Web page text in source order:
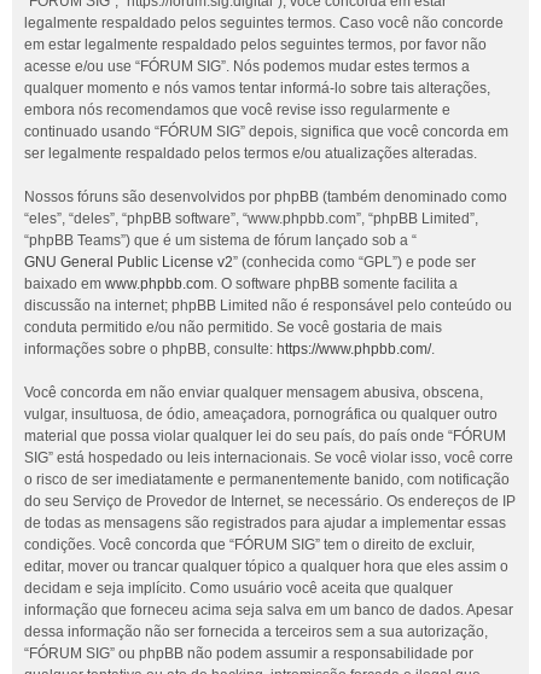
legalmente respaldado pelos seguintes termos. Caso você não concorde
em estar legalmente respaldado pelos seguintes termos, por favor não
acesse e/ou use “FÓRUM SIG”. Nós podemos mudar estes termos a
qualquer momento e nós vamos tentar informá-lo sobre tais alterações,
embora nós recomendamos que você revise isso regularmente e
continuado usando “FÓRUM SIG” depois, significa que você concorda em
ser legalmente respaldado pelos termos e/ou atualizações alteradas.
Nossos fóruns são desenvolvidos por phpBB (também denominado como
“eles”, “deles”, “phpBB software”, “www.phpbb.com”, “phpBB Limited”,
“phpBB Teams”) que é um sistema de fórum lançado sob a “
GNU General Public License v2” (conhecida como “GPL”) e pode ser
baixado em www.phpbb.com. O software phpBB somente facilita a
discussão na internet; phpBB Limited não é responsável pelo conteúdo ou
conduta permitido e/ou não permitido. Se você gostaria de mais
informações sobre o phpBB, consulte: https://www.phpbb.com/.
Você concorda em não enviar qualquer mensagem abusiva, obscena,
vulgar, insultuosa, de ódio, ameaçadora, pornográfica ou qualquer outro
material que possa violar qualquer lei do seu país, do país onde “FÓRUM
SIG” está hospedado ou leis internacionais. Se você violar isso, você corre
o risco de ser imediatamente e permanentemente banido, com notificação
do seu Serviço de Provedor de Internet, se necessário. Os endereços de IP
de todas as mensagens são registrados para ajudar a implementar essas
condições. Você concorda que “FÓRUM SIG” tem o direito de excluir,
editar, mover ou trancar qualquer tópico a qualquer hora que eles assim o
decidam e seja implícito. Como usuário você aceita que qualquer
informação que forneceu acima seja salva em um banco de dados. Apesar
dessa informação não ser fornecida a terceiros sem a sua autorização,
“FÓRUM SIG” ou phpBB não podem assumir a responsabilidade por